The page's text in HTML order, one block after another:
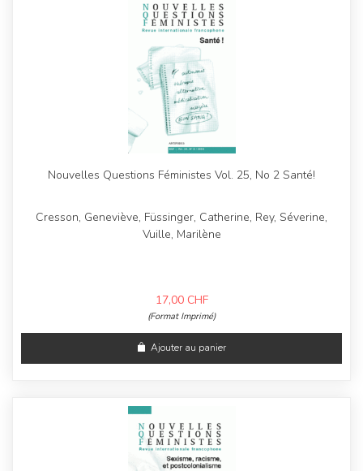
Nouvelles Questions Féministes Vol. 25, No 2 Santé!
Cresson, Geneviève, Füssinger, Catherine, Rey, Séverine,
Vuille, Marilène
17,00 CHF
(Format Imprimé)
Ajouter au panier